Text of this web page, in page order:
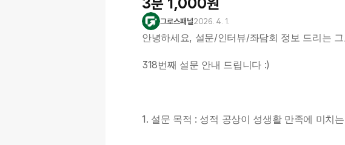
그로스패널2026. 4. 1.
안녕하세요, 설문/인터뷰/좌담회 정보 드리는
318번째 설문 안내 드립니다 :)
1. 설문 목적 : 성적 공상이 성생활 만족에 미치